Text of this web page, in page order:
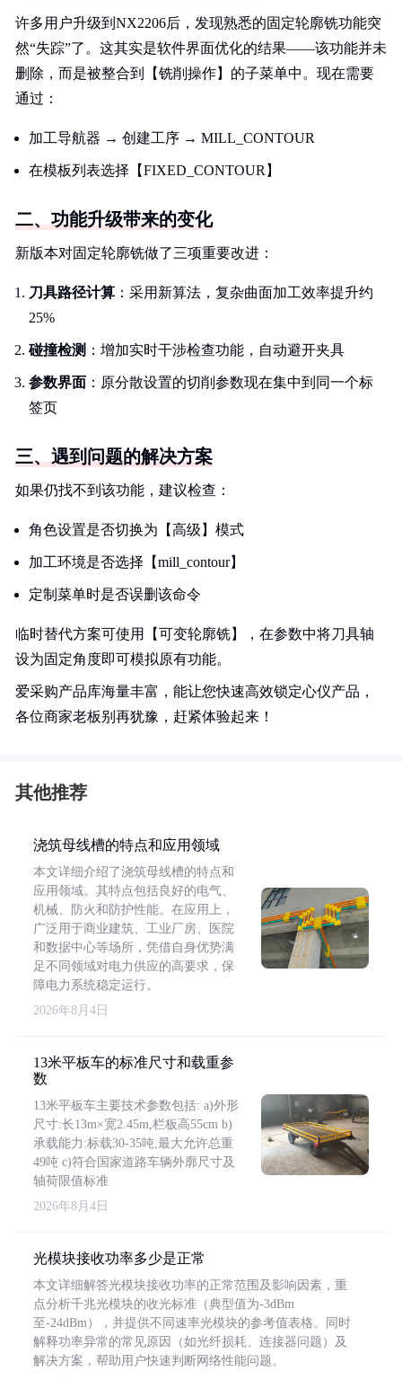
许多用户升级到NX2206后，发现熟悉的固定轮廓铣功能突
然“失踪”了。这其实是软件界面优化的结果——该功能并未
删除，而是被整合到【铣削操作】的子菜单中。现在需要
通过：
加工导航器 → 创建工序 → MILL_CONTOUR
在模板列表选择【FIXED_CONTOUR】
二、功能升级带来的变化
新版本对固定轮廓铣做了三项重要改进：
刀具路径计算 ：采用新算法，复杂曲面加工效率提升约
25%
碰撞检测 ：增加实时干涉检查功能，自动避开夹具
参数界面 ：原分散设置的切削参数现在集中到同一个标
签页
三、遇到问题的解决方案
如果仍找不到该功能，建议检查：
角色设置是否切换为【高级】模式
加工环境是否选择【mill_contour】
定制菜单时是否误删该命令
临时替代方案可使用【可变轮廓铣】，在参数中将刀具轴
设为固定角度即可模拟原有功能。
爱采购产品库海量丰富，能让您快速高效锁定心仪产品，
各位商家老板别再犹豫，赶紧体验起来！
其他推荐
浇筑母线槽的特点和应用领域
本文详细介绍了浇筑母线槽的特点和
应用领域。其特点包括良好的电气、
机械、防火和防护性能。在应用上，
广泛用于商业建筑、工业厂房、医院
和数据中心等场所，凭借自身优势满
足不同领域对电力供应的高要求，保
障电力系统稳定运行。
2026年8月4日
13米平板车的标准尺寸和载重参
数
13米平板车主要技术参数包括: a)外形
尺寸:长13m×宽2.45m,栏板高55cm b)
承载能力:标载30-35吨,最大允许总重
49吨 c)符合国家道路车辆外廓尺寸及
轴荷限值标准
2026年8月4日
光模块接收功率多少是正常
本文详细解答光模块接收功率的正常范围及影响因素，重
点分析千兆光模块的收光标准（典型值为-3dBm
至-24dBm），并提供不同速率光模块的参考值表格。同时
解释功率异常的常见原因（如光纤损耗、连接器问题）及
解决方案，帮助用户快速判断网络性能问题。